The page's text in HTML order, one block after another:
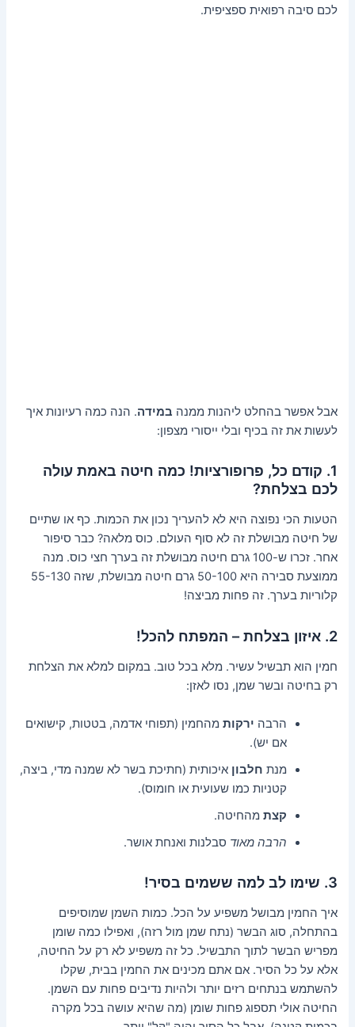
לכם סיבה רפואית ספציפית.
אבל אפשר בהחלט ליהנות ממנה במידה. הנה כמה רעיונות איך
לעשות את זה בכיף ובלי ייסורי מצפון:
1. קודם כל, פרופורציות! כמה חיטה באמת עולה
לכם בצלחת?
הטעות הכי נפוצה היא לא להעריך נכון את הכמות. כף או שתיים
של חיטה מבושלת זה לא סוף העולם. כוס מלאה? כבר סיפור
אחר. זכרו ש-100 גרם חיטה מבושלת זה בערך חצי כוס. מנה
ממוצעת סבירה היא 50-100 גרם חיטה מבושלת, שזה 55-130
קלוריות בערך. זה פחות מביצה!
2. איזון בצלחת – המפתח להכל!
חמין הוא תבשיל עשיר. מלא בכל טוב. במקום למלא את הצלחת
רק בחיטה ובשר שמן, נסו לאזן:
הרבה ירקות מהחמין (תפוחי אדמה, בטטות, קישואים
אם יש).
מנת חלבון איכותית (חתיכת בשר לא שמנה מדי, ביצה,
קטניות כמו שעועית או חומוס).
קצת מהחיטה.
הרבה מאוד סבלנות ואנחת אושר.
3. שימו לב למה ששמים בסיר!
איך החמין מבושל משפיע על הכל. כמות השמן שמוסיפים
בהתחלה, סוג הבשר (נתח שמן מול רזה), ואפילו כמה שומן
מפריש הבשר לתוך התבשיל. כל זה משפיע לא רק על החיטה,
אלא על כל הסיר. אם אתם מכינים את החמין בבית, שקלו
להשתמש בנתחים רזים יותר ולהיות נדיבים פחות עם השמן.
החיטה אולי תספוג פחות שומן (מה שהיא עושה בכל מקרה